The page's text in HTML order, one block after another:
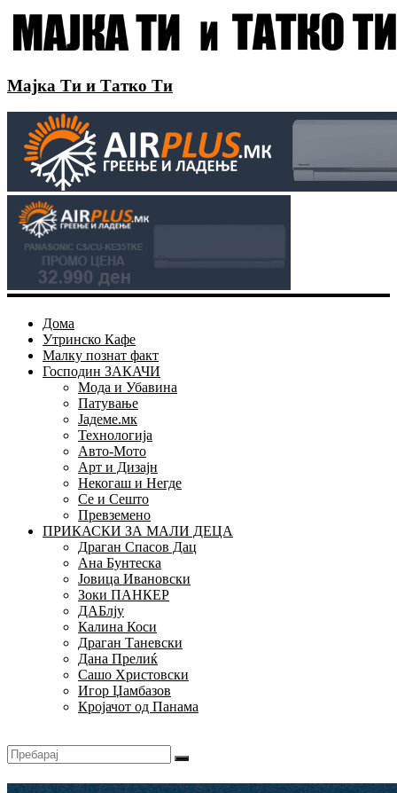
Мајка Ти и Татко Ти
Дома
Утринско Кафе
Малку познат факт
Господин ЗАКАЧИ
Мода и Убавина
Патување
Јадеме.мк
Технологија
Авто-Мото
Арт и Дизајн
Некогаш и Негде
Се и Сешто
Превземено
ПРИКАСКИ ЗА МАЛИ ДЕЦА
Драган Спасов Дац
Ана Бунтеска
Јовица Ивановски
Зоки ПАНКЕР
ДАБлју
Калина Коси
Драган Таневски
Дана Прелиќ
Сашо Христовски
Игор Џамбазов
Кројачот од Панама